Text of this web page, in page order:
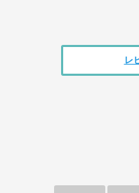
レ